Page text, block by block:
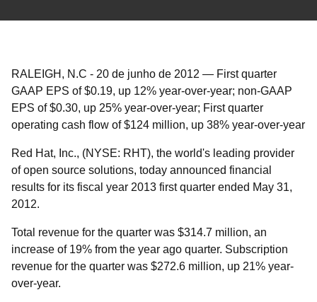
RALEIGH, N.C - 20 de junho de 2012 — First quarter
GAAP EPS of $0.19, up 12% year-over-year; non-GAAP
EPS of $0.30, up 25% year-over-year; First quarter
operating cash flow of $124 million, up 38% year-over-year
Red Hat, Inc., (NYSE: RHT), the world's leading provider
of open source solutions, today announced financial
results for its fiscal year 2013 first quarter ended May 31,
2012.
Total revenue for the quarter was $314.7 million, an
increase of 19% from the year ago quarter. Subscription
revenue for the quarter was $272.6 million, up 21% year-
over-year.